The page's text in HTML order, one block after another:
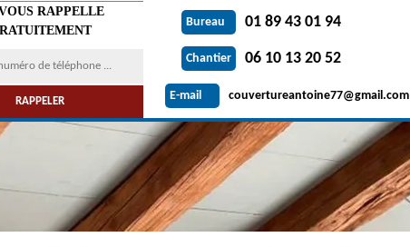
RAPPELLE
Bureau 01 89 43 01 94
Chantier 06 10 13 20 52
E-mail couvertureantoine77@gmail.com